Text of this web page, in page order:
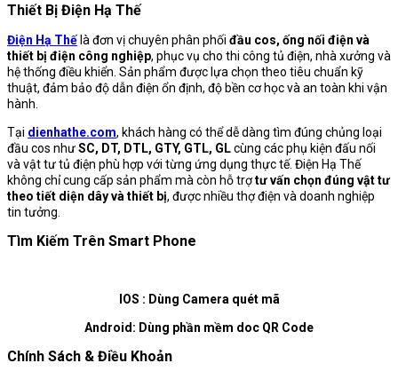
Thiết Bị Điện Hạ Thế
Điện Hạ Thế là đơn vị chuyên phân phối đầu cos, ống nối điện và
thiết bị điện công nghiệp, phục vụ cho thi công tủ điện, nhà xưởng và
hệ thống điều khiển. Sản phẩm được lựa chọn theo tiêu chuẩn kỹ
thuật, đảm bảo độ dẫn điện ổn định, độ bền cơ học và an toàn khi vận
hành.
Tại dienhathe.com, khách hàng có thể dễ dàng tìm đúng chủng loại
đầu cos nhưSC, DT, DTL, GTY, GTL, GLcùng các phụ kiện đấu nối
và vật tư tủ điện phù hợp với từng ứng dụng thực tế. Điện Hạ Thế
không chỉ cung cấp sản phẩm mà còn hỗ trợtư vấn chọn đúng vật tư
theo tiết diện dây và thiết bị, được nhiều thợ điện và doanh nghiệp
tin tưởng.
Tìm Kiếm Trên Smart Phone
IOS : Dùng Camera quét mã
Android: Dùng phần mềm doc QR Code
Chính Sách & Điều Khoản